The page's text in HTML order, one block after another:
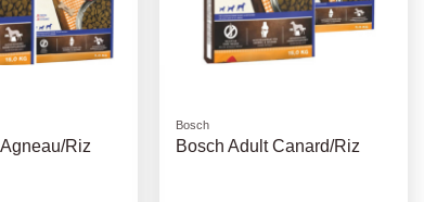
Riz
Bosch
Bosch Adult Canard/Riz